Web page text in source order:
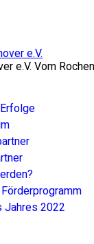
e.V. Vom
Jahres 2022